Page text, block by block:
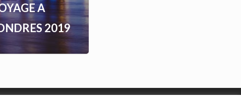
A
2019